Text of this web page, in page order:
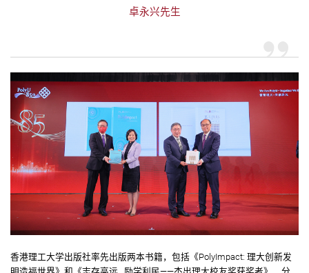
卓永兴先生
香港理工大学出版社率先出版两本书籍，包括《PolyImpact: 理大创新发